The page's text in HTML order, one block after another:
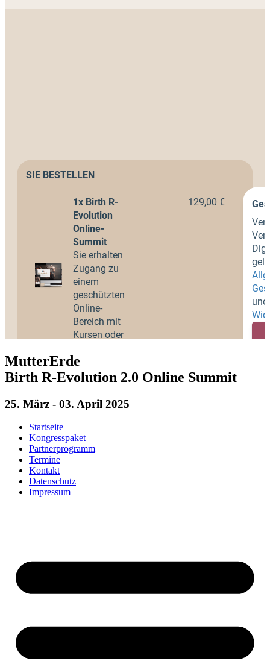
MutterErde
Birth R-Evolution 2.0 Online Summit
25. März - 03. April 2025
Startseite
Kongresspaket
Partnerprogramm
Termine
Kontakt
Datenschutz
Impressum